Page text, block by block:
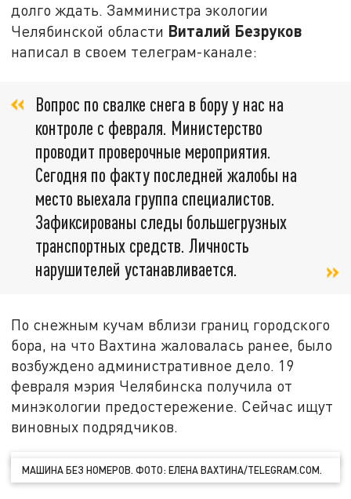
долго ждать. Замминистра экологии
Челябинской области Виталий Безруков
написал в своем телеграм-канале:
Вопрос по свалке снега в бору у нас на
контроле с февраля. Министерство
проводит проверочные мероприятия.
Сегодня по факту последней жалобы на
место выехала группа специалистов.
Зафиксированы следы большегрузных
транспортных средств. Личность
нарушителей устанавливается.
По снежным кучам вблизи границ городского
бора, на что Вахтина жаловалась ранее, было
возбуждено административное дело. 19
февраля мэрия Челябинска получила от
минэкологии предостережение. Сейчас ищут
виновных подрядчиков.
МАШИНА БЕЗ НОМЕРОВ. ФОТО: ЕЛЕНА ВАХТИНА/TELEGRAM.COM.